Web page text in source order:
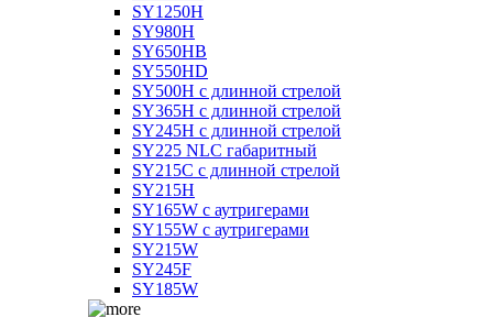
SY1250H
SY980H
SY650HB
SY550HD
SY500H с длинной стрелой
SY365H с длинной стрелой
SY245H с длинной стрелой
SY225 NLC габаритный
SY215C с длинной стрелой
SY215H
SY165W с аутригерами
SY155W с аутригерами
SY215W
SY245F
SY185W